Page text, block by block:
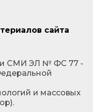
сайта
СМИ ЭЛ № ФС 77 -
и массовых